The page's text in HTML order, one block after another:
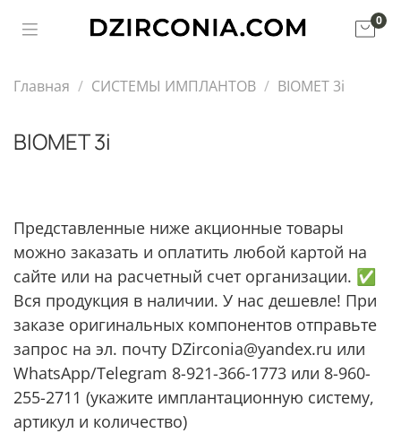
0
Главная СИСТЕМЫ ИМПЛАНТОВ BIOMET 3i
BIOMET 3i
Представленные ниже акционные товары
можно заказать и оплатить любой картой на
сайте или на расчетный счет организации. ✅
Вся продукция в наличии. У нас дешевле! При
заказе оригинальных компонентов отправьте
запрос на эл. почту DZirconia@yandex.ru или
WhatsApp/Telegram 8-921-366-1773 или 8-960-
255-2711 (укажите имплантационную систему,
артикул и количество)